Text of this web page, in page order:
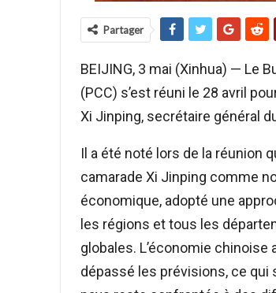
Partager
BEIJING, 3 mai (Xinhua) — Le
(PCC) s’est réuni le 28 avril
Xi Jinping, secrétaire général
Il a été noté lors de la réunion
camarade Xi Jinping comme
économique, adopté une
les régions et tous les
globales. L’économie chinoise
dépassé les prévisions, ce qui